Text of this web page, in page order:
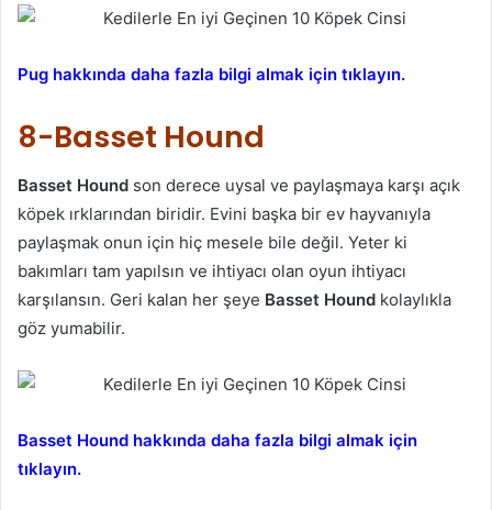
Pug hakkında daha fazla bilgi almak için tıklayın.
8-Basset Hound
Basset Hound son derece uysal ve paylaşmaya karşı açık
köpek ırklarından biridir. Evini başka bir ev hayvanıyla
paylaşmak onun için hiç mesele bile değil. Yeter ki
bakımları tam yapılsın ve ihtiyacı olan oyun ihtiyacı
karşılansın. Geri kalan her şeye Basset Hound kolaylıkla
göz yumabilir.
Basset Hound hakkında daha fazla bilgi almak için
tıklayın.